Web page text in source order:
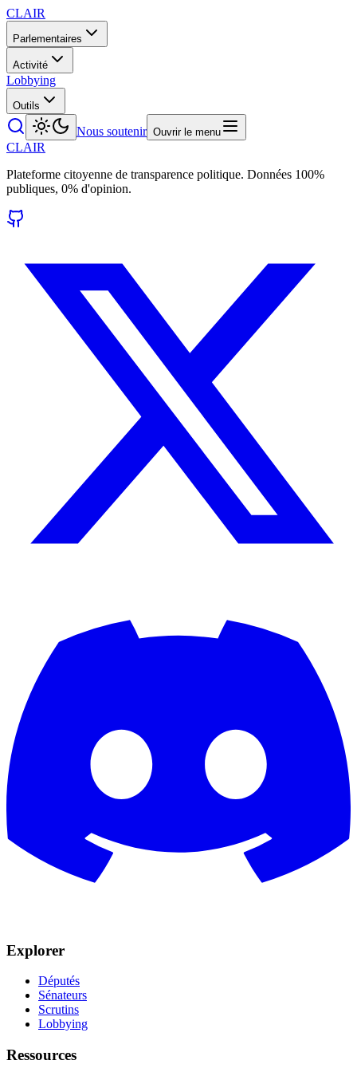
CLAIR
Parlementaires
Activité
Lobbying
Outils
Nous soutenir Ouvrir le menu
CLAIR
Plateforme citoyenne de transparence politique. Données 100%
publiques, 0% d'opinion.
Explorer
Députés
Sénateurs
Scrutins
Lobbying
Ressources